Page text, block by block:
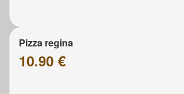
Pizza regina
10.90 €